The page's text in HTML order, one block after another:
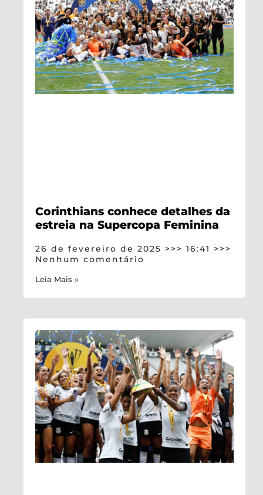
Corinthians conhece detalhes da
estreia na Supercopa Feminina
26 de fevereiro de 2025
16:41
Nenhum comentário
Leia Mais »